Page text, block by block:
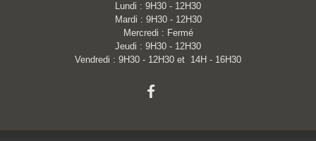
Lundi : 9H30 - 12H30
Mardi : 9H30 - 12H30
Mercredi : Fermé
Jeudi : 9H30 - 12H30
Vendredi : 9H30 - 12H30 et 14H - 16H30